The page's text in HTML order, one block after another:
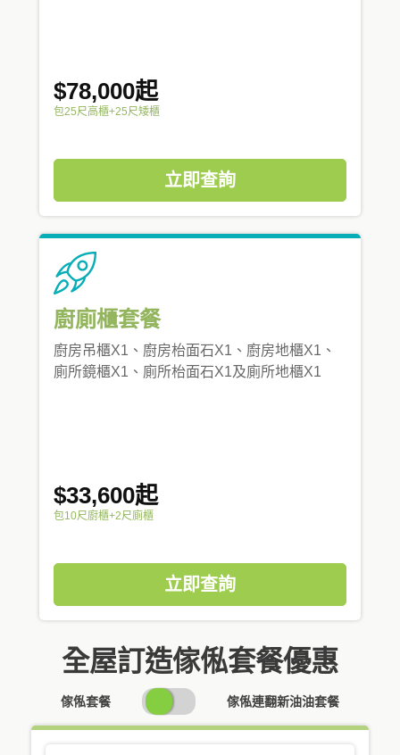
$78,000起
包25尺高櫃+25尺矮櫃
立即查詢
廚廁櫃套餐
廚房吊櫃X1、廚房枱面石X1、廚房地櫃X1、
廁所鏡櫃X1、廁所枱面石X1及廁所地櫃X1
$33,600起
包10尺廚櫃+2尺廁櫃
立即查詢
全屋訂造傢俬套餐優惠
傢俬套餐
SWITCH
PRICING
傢俬連翻新油油套餐